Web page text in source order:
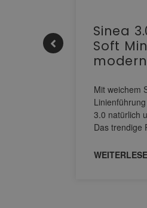
Sinea
Soft
Mit weichem
3.0 natürlich
Das trendige